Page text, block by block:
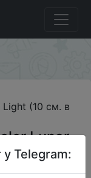
Two-color
Lunar
у Telegram: